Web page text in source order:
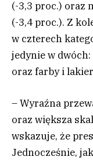
(-3,3 proc.) oraz
(-3,4 proc.). Z
w czterech
jedynie w dwóch:
oraz farby i
– Wyraźna
oraz większa
wskazuje, że
Jednocześnie,